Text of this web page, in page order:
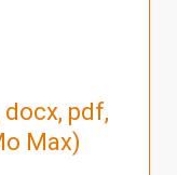
pdf,
Max)